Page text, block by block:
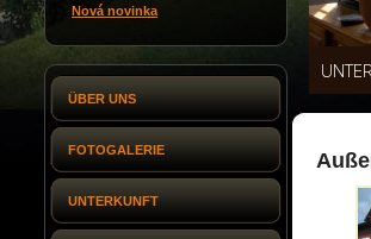
Nová novinka
ÜBER UNS
FOTOGALERIE
UNTERKUNFT